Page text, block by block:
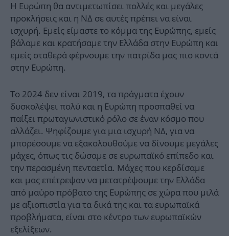
Η Ευρώπη θα αντιμετωπίσει πολλές και μεγάλες
προκλήσεις και η ΝΔ σε αυτές πρέπει να είναι
ισχυρή. Εμείς είμαστε το κόμμα της Ευρώπης, εμείς
βάλαμε και κρατήσαμε την Ελλάδα στην Ευρώπη και
εμείς σταθερά φέρνουμε την πατρίδα μας πιο κοντά
στην Ευρώπη.
Το 2024 δεν είναι 2019, τα πράγματα έχουν
δυσκολέψει πολύ και η Ευρώπη προσπαθεί να
παίξει πρωταγωνιστικό ρόλο σε έναν κόσμο που
αλλάζει. Ψηφίζουμε για μια ισχυρή ΝΔ, για να
μπορέσουμε να εξακολουθούμε να δίνουμε μεγάλες
μάχες, όπως τις δώσαμε σε ευρωπαϊκό επίπεδο και
την περασμένη πενταετία. Μάχες που κερδίσαμε
και μας επέτρεψαν να μετατρέψουμε την Ελλάδα
από μαύρο πρόβατο της Ευρώπης σε χώρα που μιλά
με αξιοπιστία για τα δικά της και τα ευρωπαϊκά
προβλήματα, είναι στο κέντρο των ευρωπαϊκών
εξελίξεων.